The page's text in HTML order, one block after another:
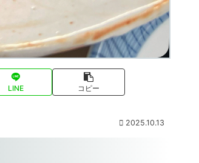
LINE コピー
2025.10.13